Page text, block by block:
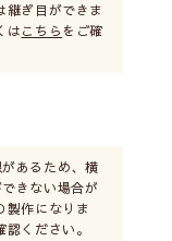
継ぎ目ができま
はこちら をご確
あるため、横
きない場合が
製作になりま
認ください。